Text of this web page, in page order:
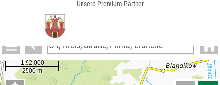
Unsere Premium-Partner
S & B Bau GmbH & Co.KG